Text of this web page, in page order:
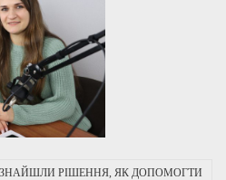
ЗНАЙШЛИ РІШЕННЯ, ЯК ДОПОМОГТИ